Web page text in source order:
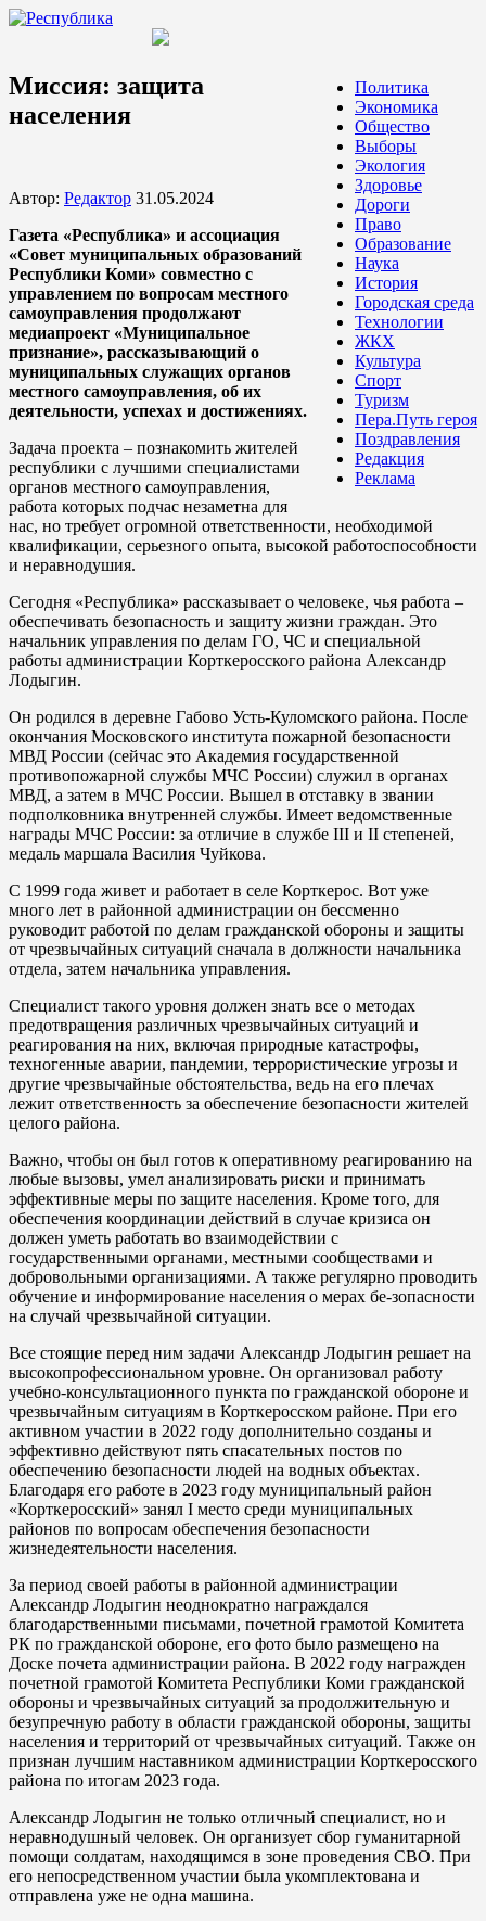
Политика
Экономика
Общество
Выборы
Экология
Здоровье
Дороги
Право
Образование
Наука
История
Городская среда
Технологии
ЖКХ
Культура
Спорт
Туризм
Пера.Путь героя
Поздравления
Редакция
Реклама
Миссия: защита
населения
Автор: Редактор 31.05.2024
Газета «Республика» и ассоциация
«Совет муниципальных образований
Республики Коми» совместно с
управлением по вопросам местного
самоуправления продолжают
медиапроект «Муниципальное
признание», рассказывающий о
муниципальных служащих органов
местного самоуправления, об их
деятельности, успехах и достижениях.
Задача проекта – познакомить жителей
республики с лучшими специалистами
органов местного самоуправления,
работа которых подчас незаметна для
нас, но требует огромной ответственности, необходимой
квалификации, серьезного опыта, высокой работоспособности
и неравнодушия.
Сегодня «Республика» рассказывает о человеке, чья работа –
обеспечивать безопасность и защиту жизни граждан. Это
начальник управления по делам ГО, ЧС и специальной
работы администрации Корткеросского района Александр
Лодыгин.
Он родился в деревне Габово Усть-Куломского района. После
окончания Московского института пожарной безопасности
МВД России (сейчас это Академия государственной
противопожарной службы МЧС России) служил в органах
МВД, а затем в МЧС России. Вышел в отставку в звании
подполковника внутренней службы. Имеет ведомственные
награды МЧС России: за отличие в службе III и II степеней,
медаль маршала Василия Чуйкова.
С 1999 года живет и работает в селе Корткерос. Вот уже
много лет в районной администрации он бессменно
руководит работой по делам гражданской обороны и защиты
от чрезвычайных ситуаций сначала в должности начальника
отдела, затем начальника управления.
Специалист такого уровня должен знать все о методах
предотвращения различных чрезвычайных ситуаций и
реагирования на них, включая природные катастрофы,
техногенные аварии, пандемии, террористические угрозы и
другие чрезвычайные обстоятельства, ведь на его плечах
лежит ответственность за обеспечение безопасности жителей
целого района.
Важно, чтобы он был готов к оперативному реагированию на
любые вызовы, умел анализировать риски и принимать
эффективные меры по защите населения. Кроме того, для
обеспечения координации действий в случае кризиса он
должен уметь работать во взаимодействии с
государственными органами, местными сообществами и
добровольными организациями. А также регулярно проводить
обучение и информирование населения о мерах бе-зопасности
на случай чрезвычайной ситуации.
Все стоящие перед ним задачи Александр Лодыгин решает на
высокопрофессиональном уровне. Он организовал работу
учебно-консультационного пункта по гражданской обороне и
чрезвычайным ситуациям в Корткеросском районе. При его
активном участии в 2022 году дополнительно созданы и
эффективно действуют пять спасательных постов по
обеспечению безопасности людей на водных объектах.
Благодаря его работе в 2023 году муниципальный район
«Корткеросский» занял I место среди муниципальных
районов по вопросам обеспечения безопасности
жизнедеятельности населения.
За период своей работы в районной администрации
Александр Лодыгин неоднократно награждался
благодарственными письмами, почетной грамотой Комитета
РК по гражданской обороне, его фото было размещено на
Доске почета администрации района. В 2022 году награжден
почетной грамотой Комитета Республики Коми гражданской
обороны и чрезвычайных ситуаций за продолжительную и
безупречную работу в области гражданской обороны, защиты
населения и территорий от чрезвычайных ситуаций. Также он
признан лучшим наставником администрации Корткеросского
района по итогам 2023 года.
Александр Лодыгин не только отличный специалист, но и
неравнодушный человек. Он организует сбор гуманитарной
помощи солдатам, находящимся в зоне проведения СВО. При
его непосредственном участии была укомплектована и
отправлена уже не одна машина.